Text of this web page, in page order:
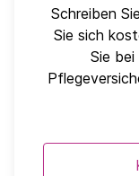
Schreiben
Sie sich
Sie